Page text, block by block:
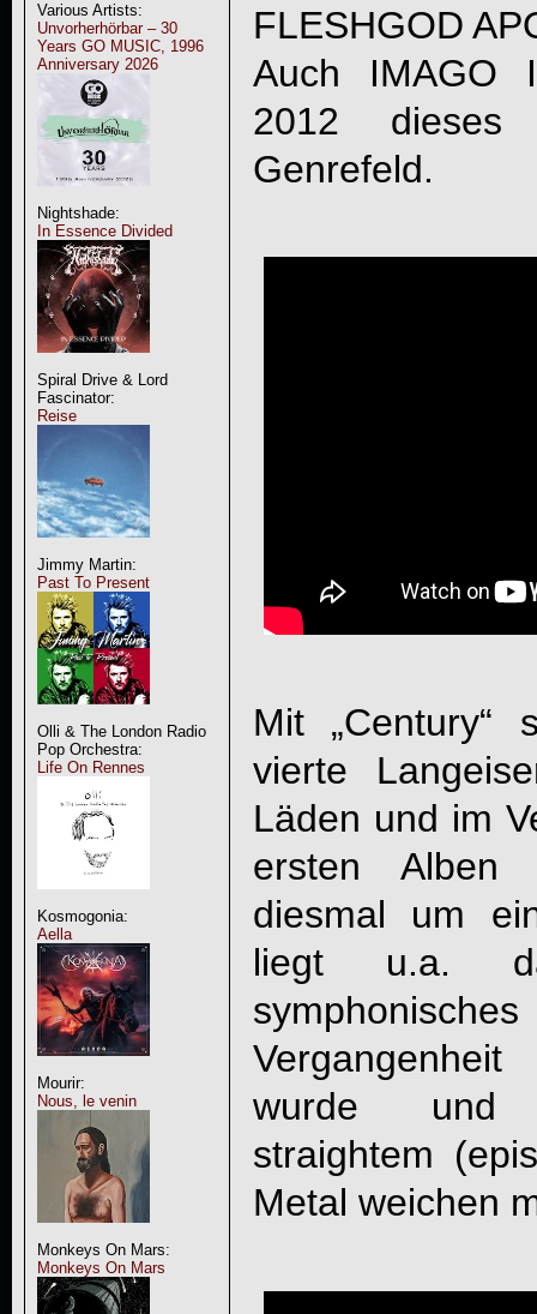
Various Artists:
Unvorherhörbar – 30
Years GO MUSIC, 1996
Anniversary 2026
Nightshade:
In Essence Divided
Spiral Drive & Lord
Fascinator:
Reise
Jimmy Martin:
Past To Present
Olli & The London Radio
Pop Orchestra:
Life On Rennes
Kosmogonia:
Aella
Mourir:
Nous, le venin
Monkeys On Mars:
Monkeys On Mars
FLESHGOD
Auch IMAGO
2012
Genrefeld.
Mit „Century“
vierte
Läden und im
ersten Alben
diesmal um
liegt u.a.
wurde und
straightem
Metal weichen